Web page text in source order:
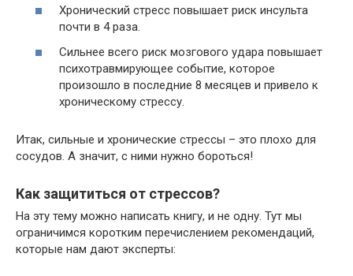
Хронический стресс повышает риск инсульта
почти в 4 раза.
Сильнее всего риск мозгового удара повышает
психотравмирующее событие, которое
произошло в последние 8 месяцев и привело к
хроническому стрессу.
Итак, сильные и хронические стрессы – это плохо для
сосудов. А значит, с ними нужно бороться!
Как защититься от стрессов?
На эту тему можно написать книгу, и не одну. Тут мы
ограничимся коротким перечислением рекомендаций,
которые нам дают эксперты: